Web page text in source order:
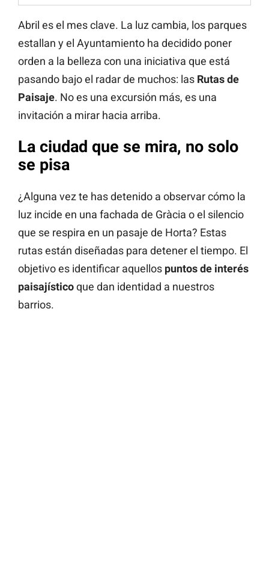
Abril es el mes clave. La luz cambia, los parques
estallan y el Ayuntamiento ha decidido poner
orden a la belleza con una iniciativa que está
pasando bajo el radar de muchos: las Rutas de
Paisaje. No es una excursión más, es una
invitación a mirar hacia arriba.
La ciudad que se mira, no solo
se pisa
¿Alguna vez te has detenido a observar cómo la
luz incide en una fachada de Gràcia o el silencio
que se respira en un pasaje de Horta? Estas
rutas están diseñadas para detener el tiempo. El
objetivo es identificar aquellos puntos de interés
paisajísticoque dan identidad a nuestros
barrios.